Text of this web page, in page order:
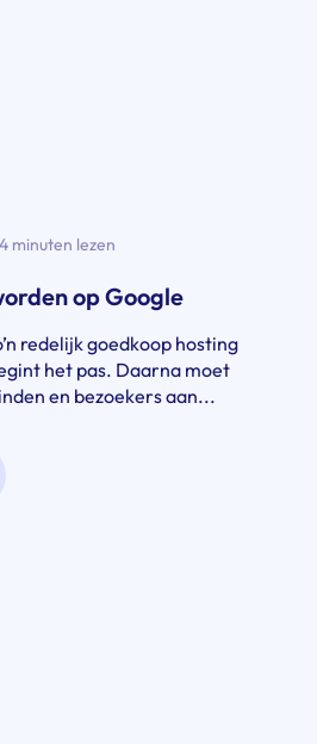
4 minuten lezen
op Google
redelijk goedkoop hosting
het pas. Daarna moet
en bezoekers aan...